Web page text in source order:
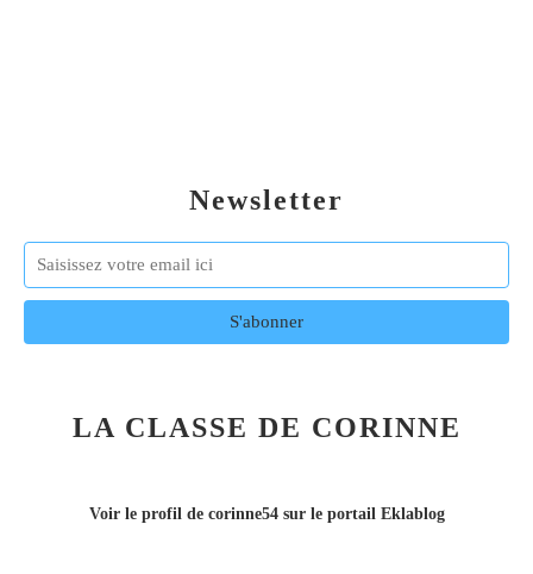
Newsletter
LA CLASSE DE CORINNE
Voir le profil de corinne54sur le portail Eklablog